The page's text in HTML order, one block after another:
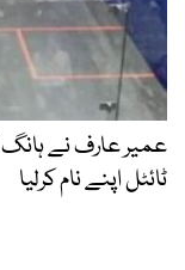
ٹائٹل اپنے نام کرلیا